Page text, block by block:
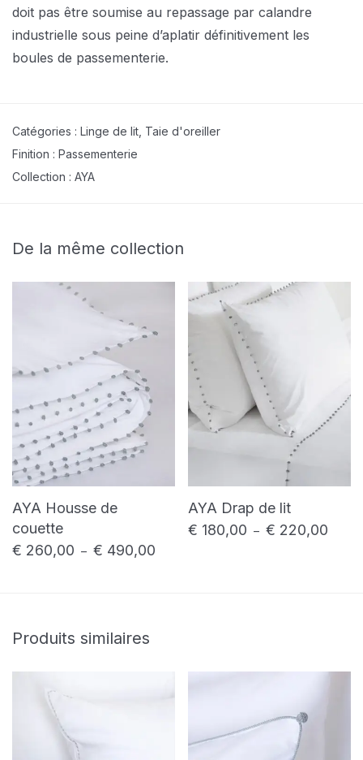
doit pas être soumise au repassage par calandre
industrielle sous peine d’aplatir définitivement les
boules de passementerie.
Catégories : Linge de lit Taie d'oreiller
Finition : Passementerie
Collection : AYA
De la même collection
AYA Housse de
couette
€ 260,00 – € 490,00
AYA Drap de lit
€ 180,00 – € 220,00
Produits similaires